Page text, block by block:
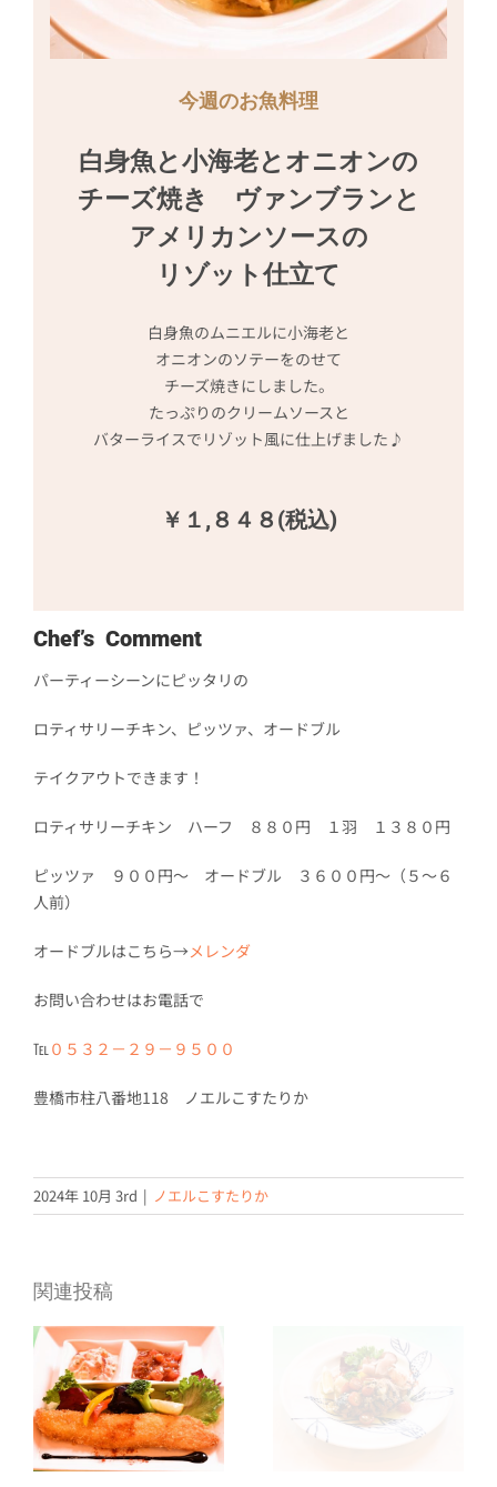
今週のお魚料理
白身魚と小海老とオニオンの
チーズ焼き　ヴァンブランと
アメリカンソースの
リゾット仕立て
白身魚のムニエルに小海老と
オニオンのソテーをのせて
チーズ焼きにしました。
たっぷりのクリームソースと
バターライスでリゾット風に仕上げました♪
￥１,８４８(税込)
Chef’s Comment
パーティーシーンにピッタリの
ロティサリーチキン、ピッツァ、オードブル
テイクアウトできます！
ロティサリーチキン ハーフ ８８０円 １羽 １３８０円
ピッツァ ９００円～ オードブル ３６００円～（５～６
人前）
オードブルはこちら→メレンダ
お問い合わせはお電話で
℡ ０５３２－２９－９５００
豊橋市柱八番地118 ノエルこすたりか
2024年 10月 3rd | ノエルこすたりか
関連投稿